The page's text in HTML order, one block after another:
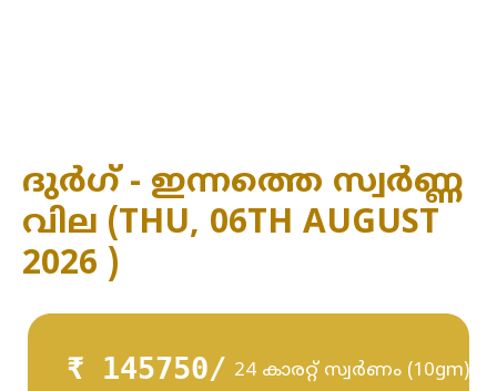
ദുർഗ് - ഇന്നത്തെ സ്വർണ്ണ
വില (THU, 06TH AUGUST
2026 )
₹ 145750/ 24 കാരറ്റ് സ്വർണം (10gm)